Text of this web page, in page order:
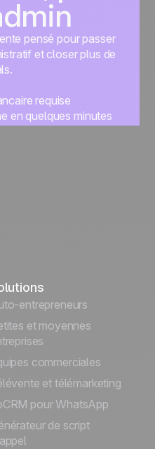
pensé pour passer
et closer plus de
requise
en quelques minutes
entrepreneurs
et moyennes
commerciales
et télémarketing
pour WhatsApp
de script